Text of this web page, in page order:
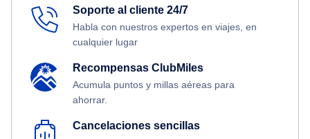
Soporte al cliente 24/7
Habla con nuestros expertos en viajes, en
cualquier lugar
Recompensas ClubMiles
Acumula puntos y millas aéreas para
ahorrar.
Cancelaciones sencillas